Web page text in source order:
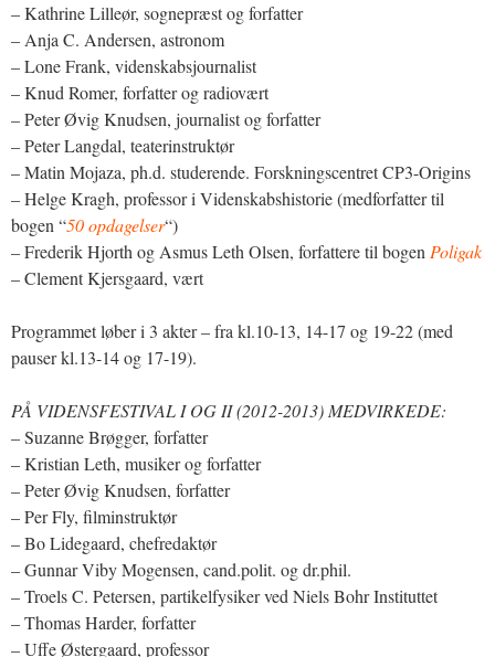
– Kathrine Lilleør, sognepræst og forfatter
– Anja C. Andersen, astronom
– Lone Frank, videnskabsjournalist
– Knud Romer, forfatter og radiovært
– Peter Øvig Knudsen, journalist og forfatter
– Peter Langdal, teaterinstruktør
– Matin Mojaza, ph.d. studerende. Forskningscentret CP3-Origins
– Helge Kragh, professor i Videnskabshistorie (medforfatter til
bogen “50 opdagelser“)
– Frederik Hjorth og Asmus Leth Olsen, forfattere til bogen Poligak
– Clement Kjersgaard, vært
Programmet løber i 3 akter – fra kl.10-13, 14-17 og 19-22 (med
pauser kl.13-14 og 17-19).
PÅ VIDENSFESTIVAL I OG II (2012-2013) MEDVIRKEDE:
– Suzanne Brøgger, forfatter
– Kristian Leth, musiker og forfatter
– Peter Øvig Knudsen, forfatter
– Per Fly, filminstruktør
– Bo Lidegaard, chefredaktør
– Gunnar Viby Mogensen, cand.polit. og dr.phil.
– Troels C. Petersen, partikelfysiker ved Niels Bohr Instituttet
– Thomas Harder, forfatter
– Uffe Østergaard, professor